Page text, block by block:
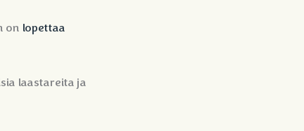
on lopettaa
laastareita ja